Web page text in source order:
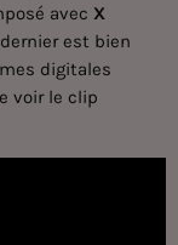
avec X
est bien
digitales
voir le clip